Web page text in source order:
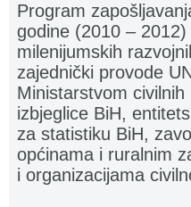
Program
godine (2010 –
milenijumskih
zajednički provode
Ministarstvom
izbjeglice BiH,
za statistiku BiH,
općinama i ruralnim
i organizacijama